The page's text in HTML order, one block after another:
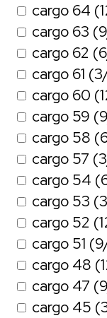
cargo 64
cargo 63
cargo 62
cargo 61
cargo 60
cargo 59
cargo 58
cargo 57
cargo 54
cargo 53
cargo 52
cargo 51
cargo 48
cargo 47
cargo 45